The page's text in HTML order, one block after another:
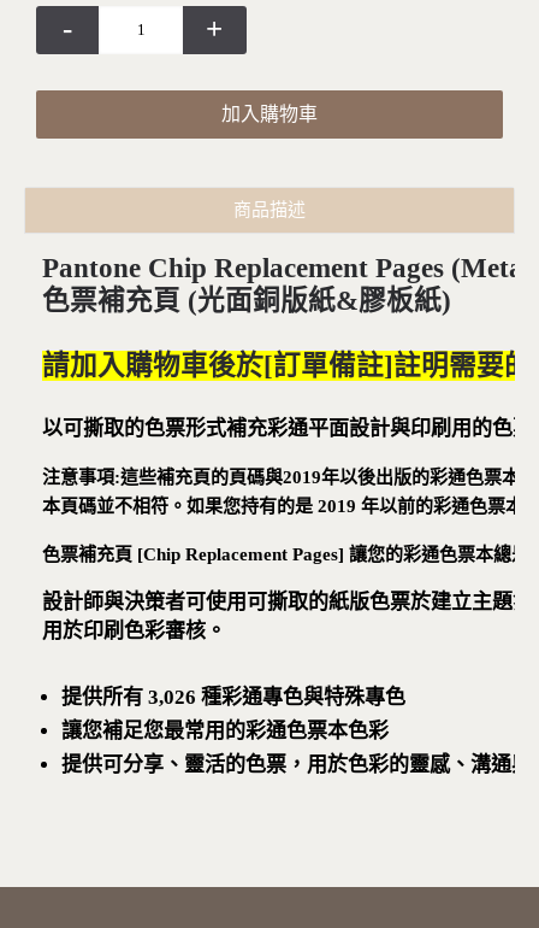
- +
加入購物車
商品描述
Pantone Chip Replacement Pages
色票補充頁 (光面銅版紙&膠板紙)
請加入購物車後於[訂單備註]註明需要的
以可撕取的色票形式補充彩通平面設計與印刷用的色票
注意事項:這些補充頁的頁碼與2019年以後出版的彩通色票本
本頁碼並不相符。如果您持有的是 2019 年以前的彩通色票本
色票補充頁 [Chip Replacement Pages] 讓您的彩通色票本總
設計師與決策者可使用可撕取的紙版色票於建立主題
用於印刷色彩審核。
提供所有 3,026 種彩通專色與特殊專色
讓您補足您最常用的彩通色票本色彩
提供可分享、靈活的色票，用於色彩的靈感、溝通與